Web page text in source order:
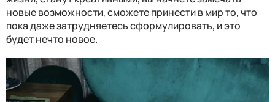
новые возможности, сможете принести в мир то, что
пока даже затрудняетесь сформулировать, и это
будет нечто новое.